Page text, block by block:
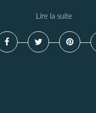
Lire la suite